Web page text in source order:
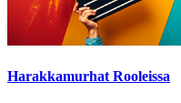
Harakkamurhat Rooleissa